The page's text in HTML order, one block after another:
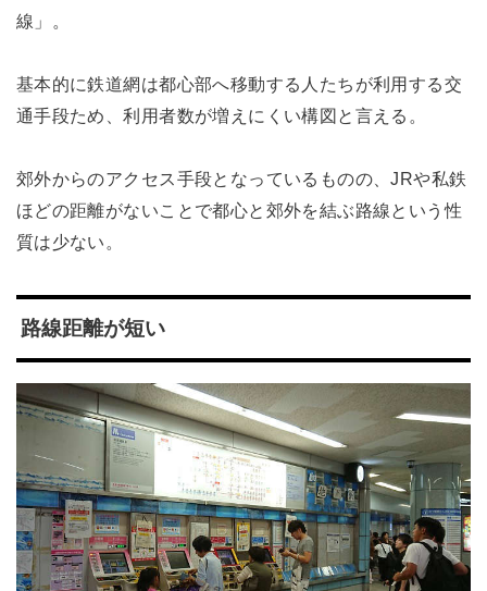
線」。
基本的に鉄道網は都心部へ移動する人たちが利用する交
通手段ため、利用者数が増えにくい構図と言える。
郊外からのアクセス手段となっているものの、JRや私鉄
ほどの距離がないことで都心と郊外を結ぶ路線という性
質は少ない。
路線距離が短い